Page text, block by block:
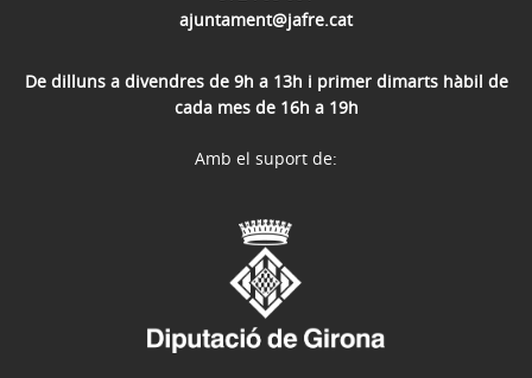
ajuntament@jafre.cat
De dilluns a divendres de 9h a 13h i primer dimarts hàbil de
cada mes de 16h a 19h
Amb el suport de: